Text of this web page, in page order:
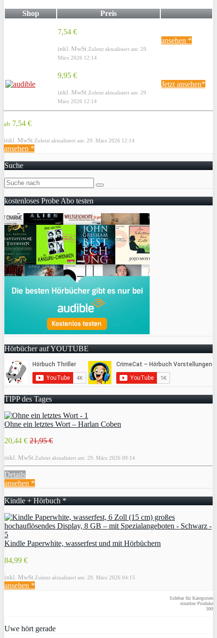
Shop Preis
7,54 €
inkl. MwSt. Zuletzt aktualisiert am: 29.
März 2026 12:14
ansehen *
9,95 €
inkl. MwSt. Zuletzt aktualisiert am: 29.
März 2026 12:14
Jetzt ansehen*
ab 7,54 €
inkl. MwSt. Zuletzt aktualisiert am: 29. März 2026 12:14
ansehen *
Suche
kostenloses Probe Abo testen
Hörbücher auf YOUTUBE
TIPP des Tages
Ohne ein letztes Wort – Harlan Coben
20,44 € 21,95 €
inkl. MwSt. Zuletzt aktualisiert am: 29. März 2026 09:14
Details
ansehen *
Kindle + Hörbuch *
Kindle Paperwhite, wasserfest und mit Hörbüchern
84,99 €
inkl. MwSt. Zuletzt aktualisiert am: 29. März 2026 04:15
ansehen *
Sidebar für Kategorien
einzelne Produke
300
Uwe hört gerade